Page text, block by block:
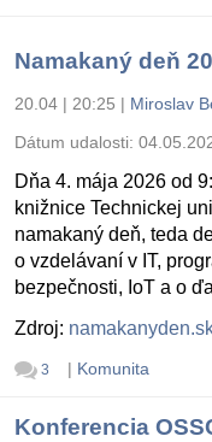
Namakaný deň
20.04 | 20:25 | Miroslav
Dátum udalosti:
Dňa 4. mája 2026 od
knižnice Technickej
namakaný deň, teda
o vzdelávaní v IT,
bezpečnosti, IoT a o
Zdroj:
3 | Komunita
Konferencia